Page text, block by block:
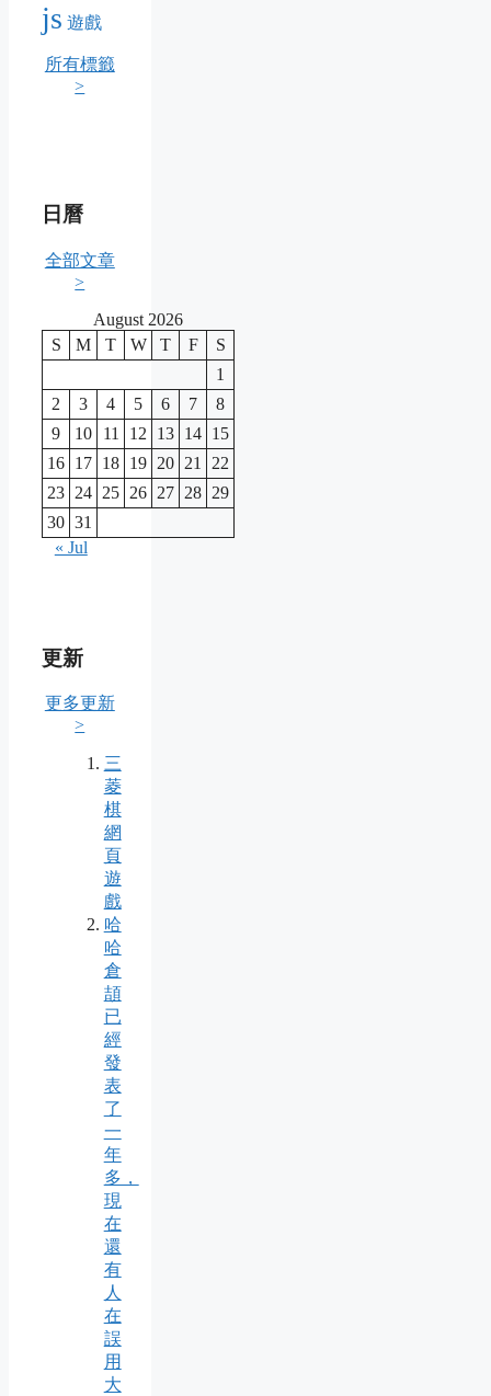
js 遊戲
所有標籤
>
日曆
全部文章
>
August 2026
S
M T W T F
S
1
2
3 4 5 6 7
8
9
10 11 12 13 14 15
16 17 18 19 20 21
22
23 24 25 26 27 28 29
30 31
« Jul
更新
更多更新
>
三
菱
棋
網
頁
遊
戲
哈
哈
倉
頡
已
經
發
表
了
一
年
多，
現
在
還
有
人
在
誤
用
大